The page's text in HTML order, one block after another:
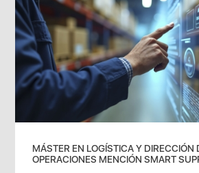
MÁSTER EN LOGÍSTICA Y DIRECCIÓN
OPERACIONES MENCIÓN SMART